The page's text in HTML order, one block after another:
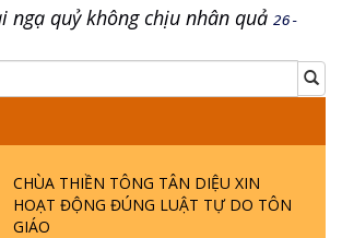
ngạ quỷ không chịu nhân quả 26-
CHÙA THIỀN TÔNG TÂN DIỆU XIN
HOẠT ĐỘNG ĐÚNG LUẬT TỰ DO TÔN
GIÁO